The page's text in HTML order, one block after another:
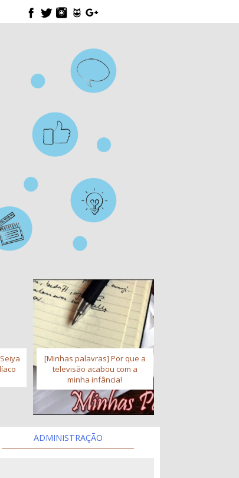
[Minhas palavras] Por que a
televisão acabou com a
minha infância!
ADMINISTRAÇÃO